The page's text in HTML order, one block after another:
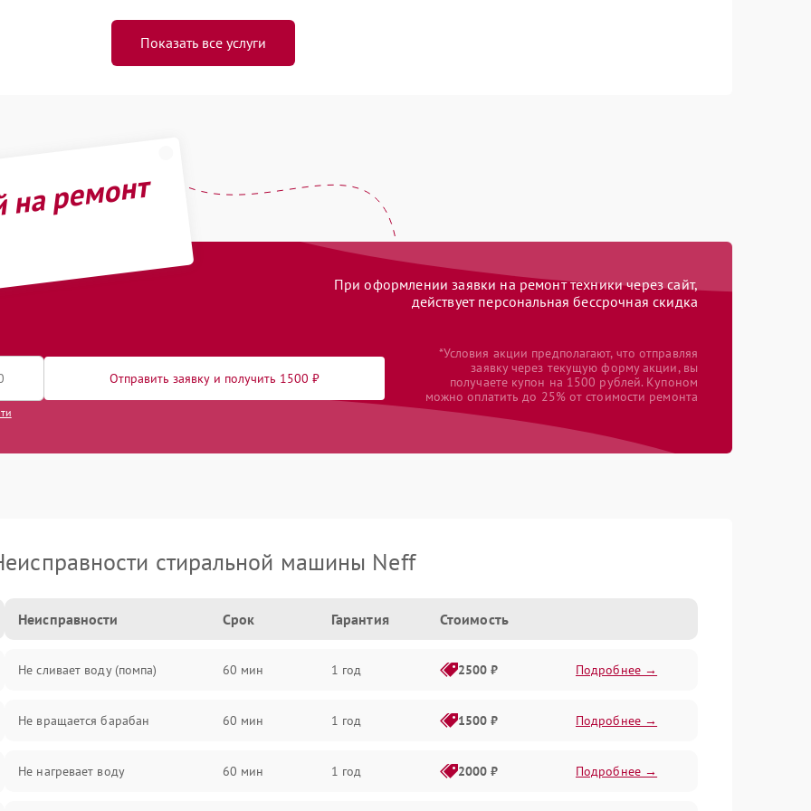
Показать все услуги
ремонт
При оформлении заявки на ремонт техники через сайт,
действует персональная бессрочная скидка
Отправить заявку и получить 1500 ₽
*Условия акции предполагают, что отправляя
заявку через текущую форму акции, вы
получаете купон на 1500 рублей. Купоном
можно оплатить до 25% от стоимости ремонта
стиральной машины Neff
Неисправности Срок Гарантия Стоимость
Не сливает воду (помпа) 60 мин 1 год 2500 ₽ Подробнее →
Не вращается барабан 60 мин 1 год 1500 ₽ Подробнее →
Не нагревает воду 60 мин 1 год 2000 ₽ Подробнее →